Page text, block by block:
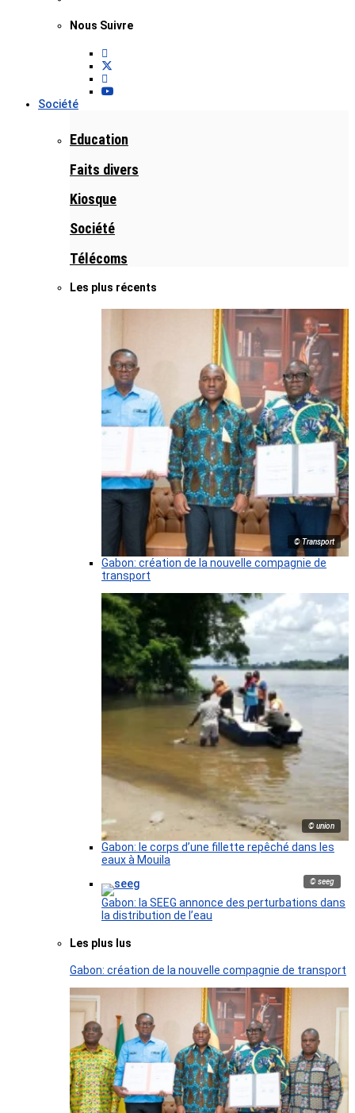
Nous Suivre
Société
Education
Faits divers
Kiosque
Société
Télécoms
Les plus récents
© Transport
Gabon: création de la nouvelle compagnie de
transport
© union
Gabon: le corps d’une fillette repêché dans les
eaux à Mouila
© seeg
Gabon: la SEEG annonce des perturbations dans
la distribution de l’eau
Les plus lus
Gabon: création de la nouvelle compagnie de transport